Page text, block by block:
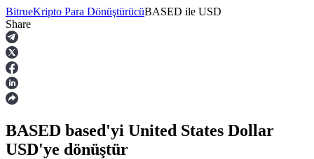
Vadeli İşlemler
BitrueKripto Para DönüştürücüBASED ile USD
Share
BASED based'yi United States Dollar
USD'ye dönüştür